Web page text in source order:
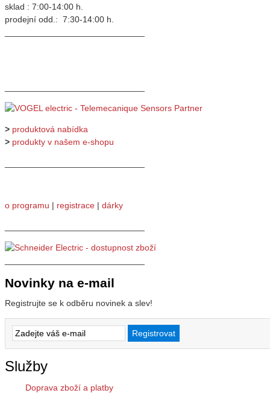
sklad : 7:00-14:00 h.
prodejní odd.: 7:30-14:00 h.
> produktová nabídka
> produkty v našem e-shopu
o programu | registrace | dárky
Novinky na e-mail
Registrujte se k odběru novinek a slev!
Služby
Doprava zboží a platby